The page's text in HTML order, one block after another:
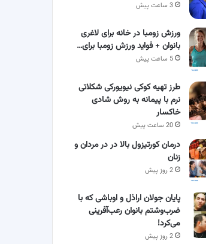
3 ساعت پیش
ورزش زومبا در خانه برای لاغری
بانوان + فواید ورزش زومبا برای…
5 ساعت پیش
طرز تهیه کوکی نیویورکی شکلاتی
نرم با پیمانه به روش شادی
خاکسار
20 ساعت پیش
درمان کورتیزول بالا در در مردان و
زنان
2 روز پیش
پایان جولان اراذل و اوباشی که با
ضرب‌وشتم بانوان رعب‌آفرینی
می‌کرد!
2 روز پیش